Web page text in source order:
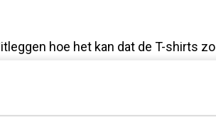
hoe het kan dat de T-shirts
om met de gigantische